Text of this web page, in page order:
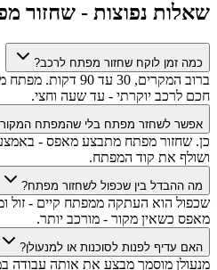
שאלות נפוצות - שחזור
כמה זמן לוקח שחזור מפתח לרכב?
חכם לרכב יוקרתי - עד שעה וחצי.
אפשר לשחזר מפתח בלי שהמפתח המקורי
כן. שחזור מפתח מתבצע מאפס -
ושולף את קוד המפתח.
מה ההבדל בין שכפול לשחזור מפתח?
שכפול הוא העתקה ממפתח קיים - זול
מאפס כשאין מקור - מורכב יותר.
האם עדיף לפנות לסוכנות או למנעולן?